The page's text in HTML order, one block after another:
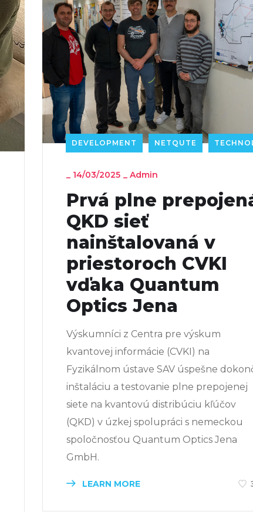
DEVELOPMENT NETQUTE
_ 14/03/2025 _ Admin
Prvá plne
QKD sieť
nainštalovaná v
priestoroch CVKI
vďaka Quantum
Optics Jena
Výskumníci z Centra pre výskum
kvantovej informácie (CVKI) na
Fyzikálnom ústave SAV úspešne
inštaláciu a testovanie plne prepojenej
siete na kvantovú distribúciu kľúčov
(QKD) v úzkej spolupráci s nemeckou
spoločnosťou Quantum Optics Jena
GmbH.
LEARN MORE